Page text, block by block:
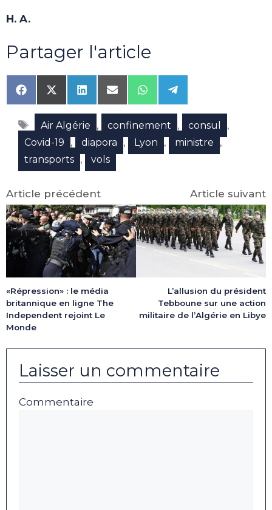
H. A.
Partager l'article
Share
on
Facebook
Share
on
X
(Twitter)
Share
on
LinkedIn
Share
on
Email
Share
on
WhatsApp
Share
on
Telegram
Étiquettes
Air Algérie , confinement , consul ,
Covid-19 , diapora , Lyon , ministre ,
transports , vols
Article précédent
«Répression» : le média
britannique en ligne The
Independent rejoint Le
Monde
Article suivant
L’allusion du président
Tebboune sur une action
militaire de l’Algérie en Libye
Laisser un commentaire
Commentaire